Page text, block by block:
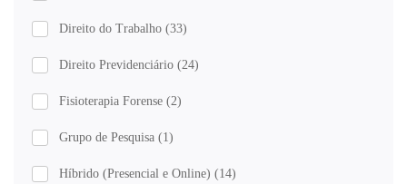
Direito do Trabalho (33)
Direito Previdenciário (24)
Fisioterapia Forense (2)
Grupo de Pesquisa (1)
Híbrido (Presencial e Online) (14)